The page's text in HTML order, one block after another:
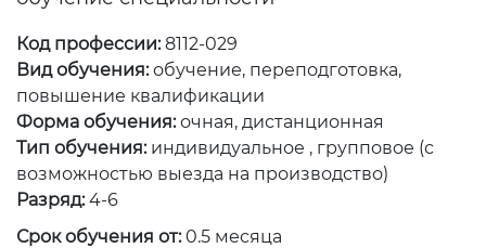
Код профессии:8112-029
Вид обучения: обучение, переподготовка,
повышение квалификации
Форма обучения: очная, дистанционная
Тип обучения: индивидуальное , групповое (с
возможностью выезда на производство)
Разряд: 4-6
Срок обучения от: 0.5 месяца